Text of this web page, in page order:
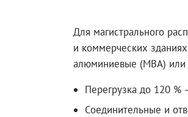
Для магистрального
и коммерческих
алюминиевые (МВА)
Перегрузка до 120 %
Соединительные и